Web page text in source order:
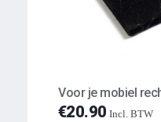
Voor je mobiel
€20.90 Incl. BTW